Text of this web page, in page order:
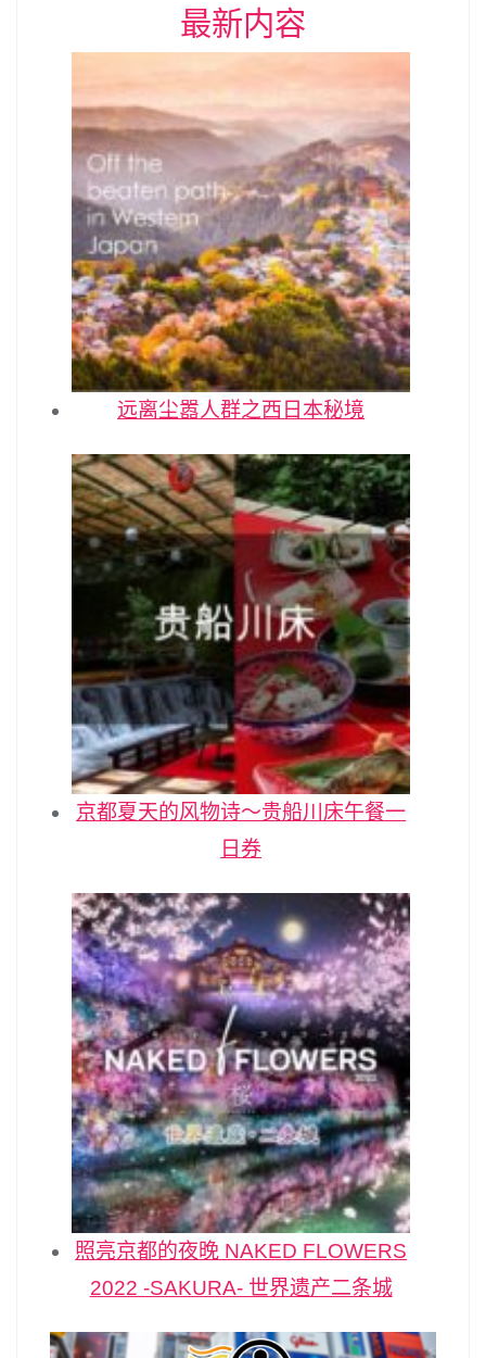
最新内容
远离尘嚣人群之西日本秘境
京都夏天的风物诗～贵船川床午餐一
日券
照亮京都的夜晚 NAKED FLOWERS
2022 -SAKURA- 世界遗产二条城